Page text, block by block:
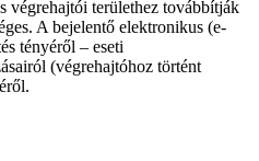
végrehajtói területhez továbbítják
A bejelentő elektronikus (e-
tényéről – eseti
(végrehajtóhoz történt